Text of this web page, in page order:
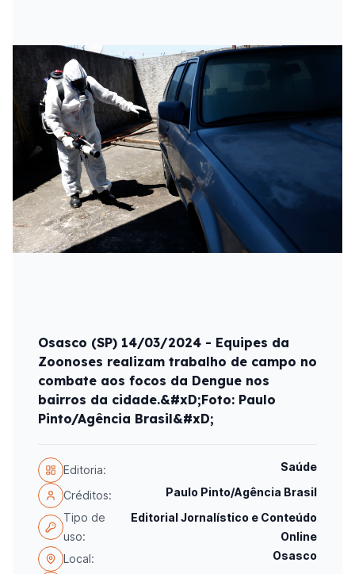
Osasco (SP) 14/03/2024 - Equipes da
Zoonoses realizam trabalho de campo no
combate aos focos da Dengue nos
bairros da cidade.&#xD;Foto: Paulo
Pinto/Agência Brasil&#xD;
Editoria: Saúde
Créditos:
Paulo Pinto/Agência Brasil
Tipo de
uso:
Editorial Jornalístico e Conteúdo
Online
Local:
Osasco